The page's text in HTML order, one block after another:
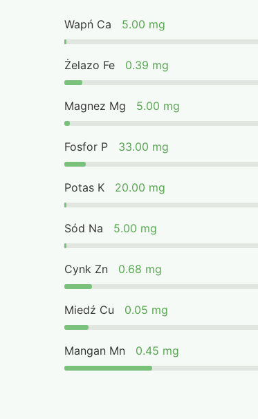
Wapń Ca 5.00 mg
Żelazo Fe 0.39 mg
Magnez Mg 5.00 mg
Fosfor P 33.00 mg
Potas K 20.00 mg
Sód Na 5.00 mg
Cynk Zn 0.68 mg
Miedź Cu 0.05 mg
Mangan Mn 0.45 mg